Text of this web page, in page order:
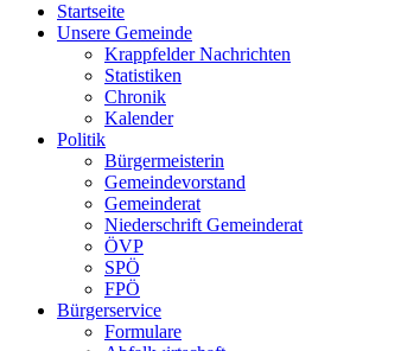
Startseite
Unsere Gemeinde
Krappfelder Nachrichten
Statistiken
Chronik
Kalender
Politik
Bürgermeisterin
Gemeindevorstand
Gemeinderat
Niederschrift Gemeinderat
ÖVP
SPÖ
FPÖ
Bürgerservice
Formulare